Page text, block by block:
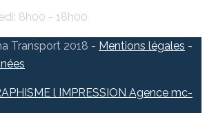
8h00 - 18h00
Transport 2018 - Mentions légales -
l IMPRESSION Agence mc-